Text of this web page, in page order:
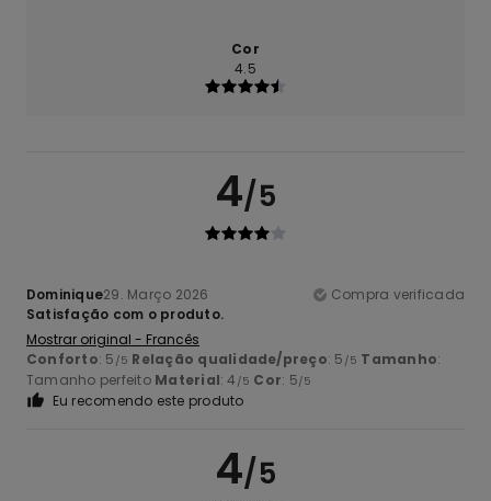
Cor
4.5
4/5
Dominique29. Março 2026
Compra verificada
Satisfação com o produto.
Mostrar original - Francês
Conforto: 5 /5 Relação qualidade/preço: 5 /5 Tamanho:
Tamanho perfeito Material: 4 /5 Cor: 5/5
Eu recomendo este produto
4/5